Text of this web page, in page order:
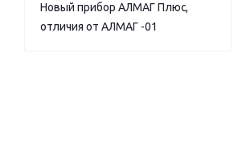
Новый прибор АЛМАГ Плюс,
отличия от АЛМАГ -01